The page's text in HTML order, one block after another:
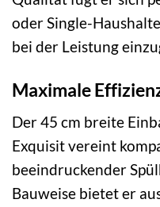
oder Single-
bei der Leistung
Maximale
Der 45 cm breite
Exquisit vereint
beeindruckender
Bauweise bietet er